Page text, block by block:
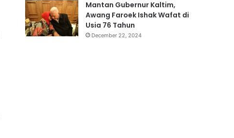
Mantan Gubernur Kaltim,
Awang Faroek Ishak Wafat di
Usia 76 Tahun
December 22, 2024